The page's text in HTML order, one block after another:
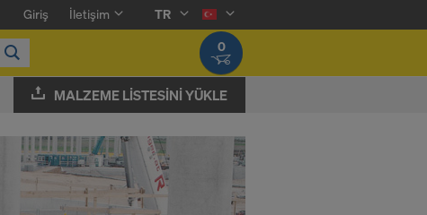
Giriş İletişim
TR
0
MALZEME LISTESINI YÜKLE